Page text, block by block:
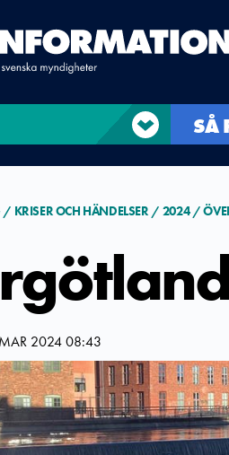
SÅ
KRISER OCH HÄNDELSER 2024
2024 08:43